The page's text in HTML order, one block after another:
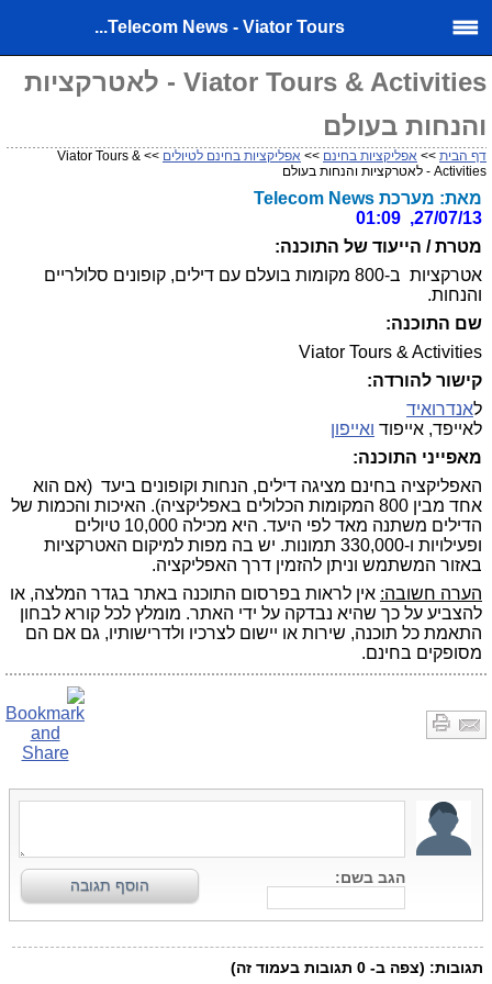
Telecom News - Viator Tours...
Viator Tours & Activities - לאטרקציות
והנחות בעולם
דף הבית >> אפליקציות בחינם >> אפליקציות בחינם לטיולים
>> Viator Tours &
Activities - לאטרקציות והנחות בעולם
מאת: מערכת Telecom News
27/07/13, 01:09
מטרת / הייעוד של התוכנה:
אטרקציות ב-800 מקומות בועלם עם דילים, קופונים סלולריים
והנחות.
שם התוכנה:
Viator Tours & Activities
קישור להורדה:
לאנדרואיד
לאייפד, אייפוד ואייפון
מאפייני התוכנה:
האפליקציה בחינם מציגה דילים, הנחות וקופונים ביעד (אם הוא
אחד מבין 800 המקומות הכלולים באפליקציה). האיכות והכמות של
הדילים משתנה מאד לפי היעד. היא מכילה 10,000 טיולים
ופעילויות ו-330,000 תמונות. יש בה מפות למיקום האטרקציות
באזור המשתמש וניתן להזמין דרך האפליקציה.
הערה חשובה: אין לראות בפרסום התוכנה באתר בגדר המלצה, או
להצביע על כך שהיא נבדקה על ידי האתר. מומלץ לכל קורא לבחון
התאמת כל תוכנה, שירות או יישום לצרכיו ולדרישותיו, גם אם הם
מסופקים בחינם.